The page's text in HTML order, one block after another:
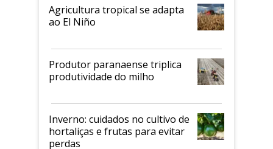
Agricultura tropical se adapta
ao El Niño
Produtor paranaense triplica
produtividade do milho
Inverno: cuidados no cultivo de
hortaliças e frutas para evitar
perdas